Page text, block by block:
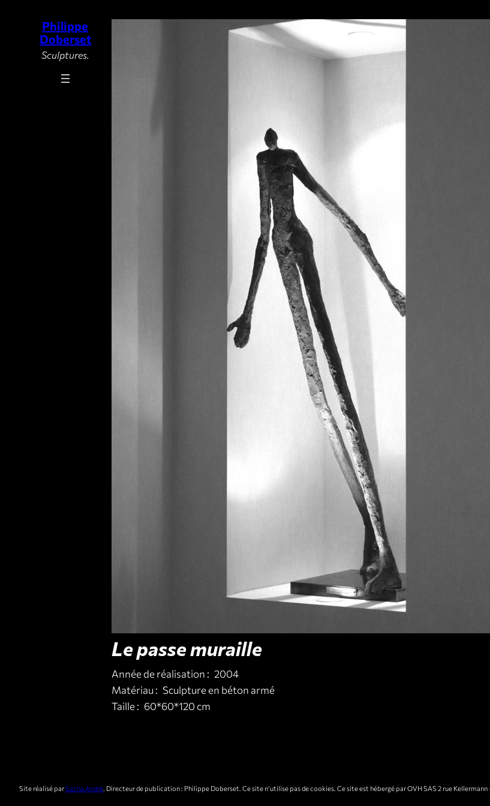
contenu
Philippe
Doberset
Sculptures.
Le passe muraille
Année de réalisation : 2004
Matériau : Sculpture en béton armé
Taille : 60*60*120 cm
Site réalisé parSacha André. Directeur de publication : Philippe Doberset. Ce site n’utilise pas de cookies. Ce site est hébergé par OVH SAS 2 rue Kellermann